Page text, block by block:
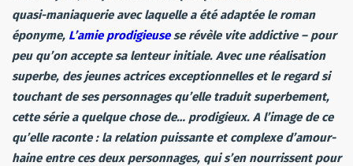
quasi-maniaquerie avec laquelle a été adaptée le roman
éponyme, L’amie prodigieusese révèle vite addictive – pour
peu qu’on accepte sa lenteur initiale. Avec une réalisation
superbe, des jeunes actrices exceptionnelles et le regard si
touchant de ses personnages qu’elle traduit superbement,
cette série a quelque chose de… prodigieux. A l’image de ce
qu’elle raconte : la relation puissante et complexe d’amour-
haine entre ces deux personnages, qui s’en nourrissent pour